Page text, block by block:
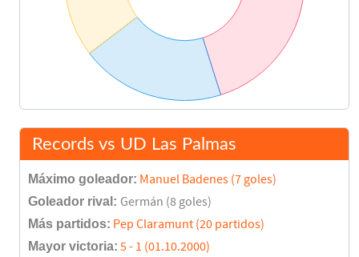
Records vs UD Las Palmas
Máximo goleador: Manuel Badenes (7 goles)
Goleador rival: Germán (8 goles)
Más partidos: Pep Claramunt (20 partidos)
Mayor victoria: 5 - 1 (01.10.2000)